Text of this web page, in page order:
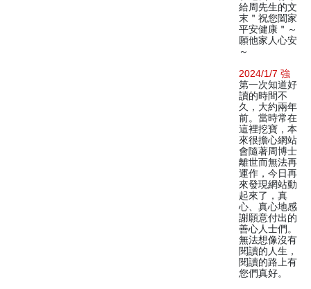
給周先生的文
末＂祝您闔家
平安健康＂～
願他家人心安
～
2024/1/7 強
第一次知道好
讀的時間不
久，大約兩年
前。當時常在
這裡挖寶，本
來很擔心網站
會隨著周博士
離世而無法再
運作，今日再
來發現網站動
起來了，真
心、真心地感
謝願意付出的
善心人士們。
無法想像沒有
閱讀的人生，
閱讀的路上有
您們真好。